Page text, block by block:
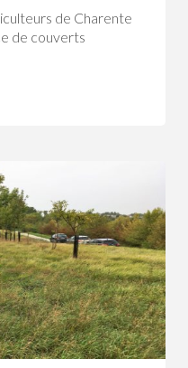
de Charente
de couverts